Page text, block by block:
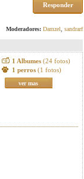
Responder
Moderadores: Damzel sandrarf
1 Albumes (24 fotos)
1 perros (1 fotos)
ver mas